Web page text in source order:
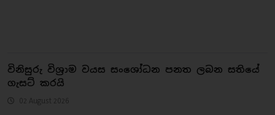
විනිසුරු විශ්‍රාම වයස සංශෝධන පනත ලබන සතියේ
ගැසට් කරයි
02 August 2026